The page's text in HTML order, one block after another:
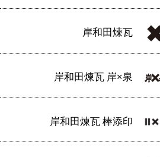
岸和田煉瓦
岸和田煉瓦 岸×泉
岸和田煉瓦 棒添印